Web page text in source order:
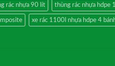
rác nhựa 90 lít thùng rác nhựa hdpe
xe rác 1100l nhựa hdpe 4